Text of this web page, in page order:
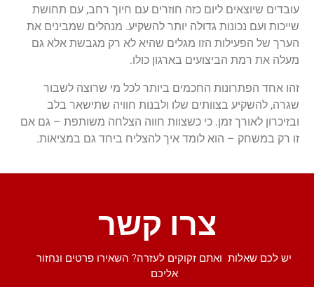
עובדים שיוצאים ליום כזה חוזרים עם חיוך רחב, עם תחושת
שייכות ועם נכונות גדולה יותר להשקיע. מנהלים שמבינים את
הערך של הפעילות הזו מגלים שהיא לא רק מגבשת אלא גם
מעלה את רמת הביצועים בארגון כולו.
זהו אחד הפתרונות החכמים ביותר לכל מי שרוצה לשבור
שגרה, להשקיע בצוותים שלו ולבנות חוויה שתישאר בלב
ובזיכרון לאורך זמן. כי כשצוות חווה הצלחה משותפת – גם אם
זו רק במשחק – הוא לומד איך להצליח ביחד גם במציאות.
צרו קשר
יש לכם שאלות ואתם זקוקים לעזרה? השאירו פרטים ונחזור
אליכם